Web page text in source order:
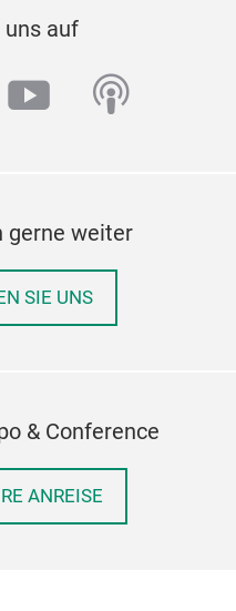
uns auf
youtube
gerne weiter
SIE UNS
& Conference
ANREISE